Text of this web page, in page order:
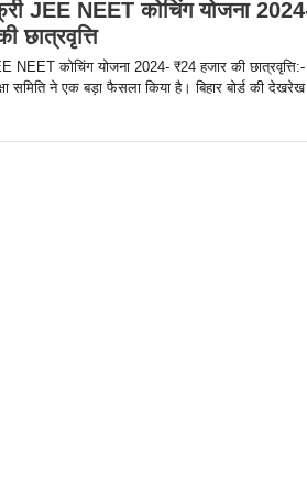
फ्री JEE NEET कोचिंग योजना
छात्रवृत्ति
NEET कोचिंग योजना 2024- ₹24 हजार की छात्रवृत्ति:-
समिति ने एक बड़ा फैसला किया है। बिहार बोर्ड की